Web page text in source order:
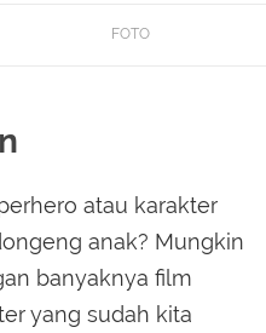
FOTO
atau karakter
anak? Mungkin
banyaknya film
yang sudah kita